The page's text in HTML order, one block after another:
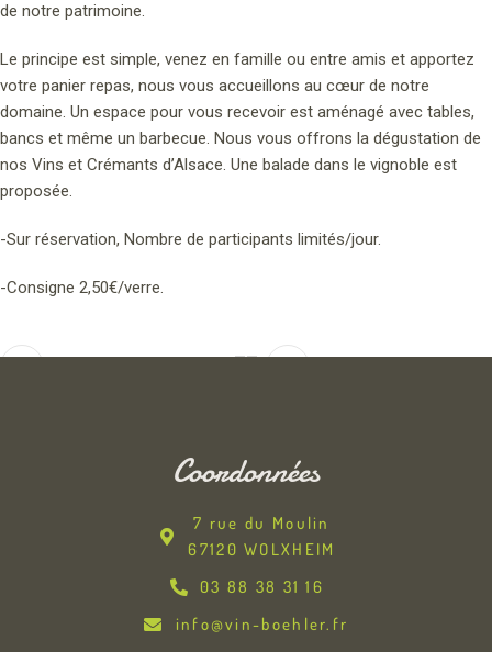
de notre patrimoine.
Le principe est simple, venez en famille ou entre amis et apportez
votre panier repas, nous vous accueillons au cœur de notre
domaine. Un espace pour vous recevoir est aménagé avec tables,
bancs et même un barbecue. Nous vous offrons la dégustation de
nos Vins et Crémants d’Alsace. Une balade dans le vignoble est
proposée.
-Sur réservation, Nombre de participants limités/jour.
-Consigne 2,50€/verre.
Coordonnées
7 rue du Moulin
67120 WOLXHEIM
03 88 38 31 16
info@vin-boehler.fr